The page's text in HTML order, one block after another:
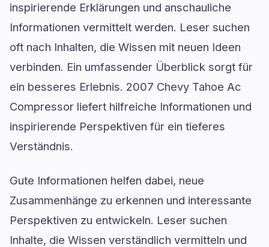
inspirierende Erklärungen und anschauliche
Informationen vermittelt werden. Leser suchen
oft nach Inhalten, die Wissen mit neuen Ideen
verbinden. Ein umfassender Überblick sorgt für
ein besseres Erlebnis. 2007 Chevy Tahoe Ac
Compressor liefert hilfreiche Informationen und
inspirierende Perspektiven für ein tieferes
Verständnis.
Gute Informationen helfen dabei, neue
Zusammenhänge zu erkennen und interessante
Perspektiven zu entwickeln. Leser suchen
Inhalte, die Wissen verständlich vermitteln und